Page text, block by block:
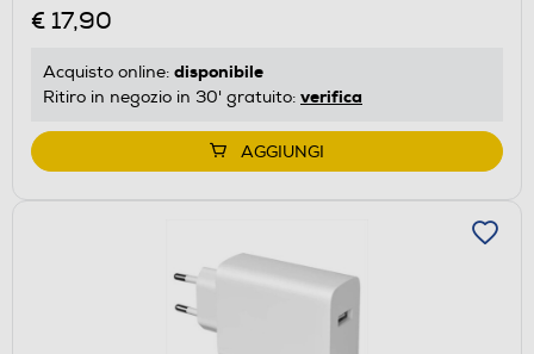
€ 17,90
Acquisto online: disponibile
Ritiro in negozio in 30' gratuito: verifica
AGGIUNGI